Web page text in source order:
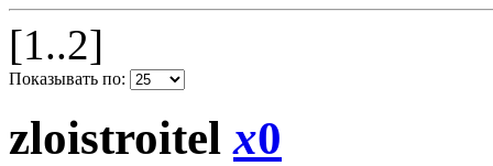
[1..2]
Показывать по:
zloistroitelx0